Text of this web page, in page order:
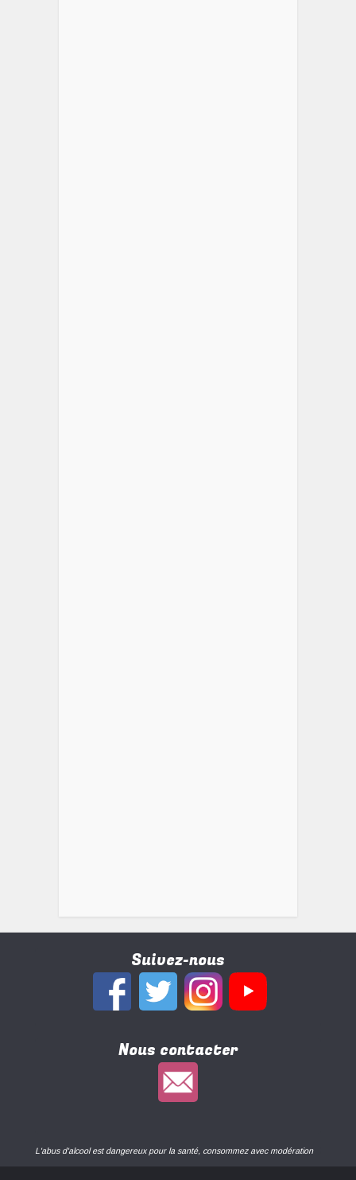
Suivez-nous
Nous contacter
L'abus d'alcool est dangereux pour la santé, consommez avec modération